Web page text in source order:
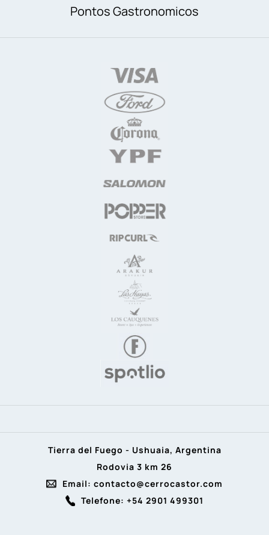
Pontos Gastronomicos
Tierra del Fuego - Ushuaia, Argentina
Rodovia 3 km 26
Email: contacto@cerrocastor.com
Telefone: +54 2901 499301